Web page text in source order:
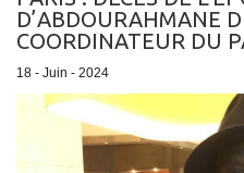
D’ABDOURAHMANE
COORDINATEUR DU
18 - Juin - 2024